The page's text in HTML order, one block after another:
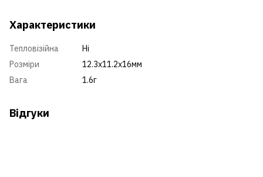
Характеристики
Тепловізійна
Ні
Розміри
12.3х11.2х16мм
Вага
1.6г
Відгуки